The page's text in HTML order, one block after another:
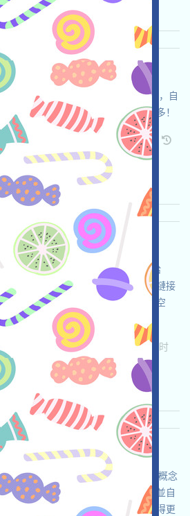
ECO 语言：
正在進行激勵測試網，打开活动页面，自
負安全，完成各项任务，邀请获得更多！
请 Twitter ETH/ERC/EVM
邀请
04/25
:
★★☆ 查阅详情
Whalecoin 语言：
在空投，這是一個MEME幣，空投給
有者，現在是X(Twitter)倫，不需要鏈接
儘調並自負安全，檢查資格，領取空
请 ETH/ERC/EVM
收录时
25
度:
2.9 查阅详情
QE 语言：
在進行激勵測試網，這是一個抗量子概念
，打开活动页面，自行儘調，確保並自
钱包，完成各项免費任务，邀请获得更